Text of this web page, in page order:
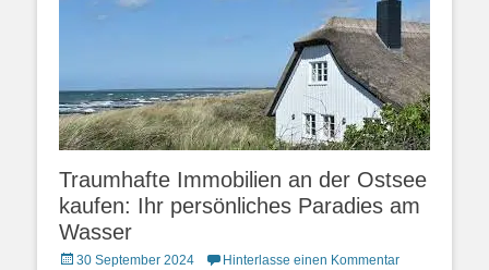
Traumhafte Immobilien an der Ostsee
kaufen: Ihr persönliches Paradies am
Wasser
Posted
30 September 2024 Hinterlasse einen Kommentar